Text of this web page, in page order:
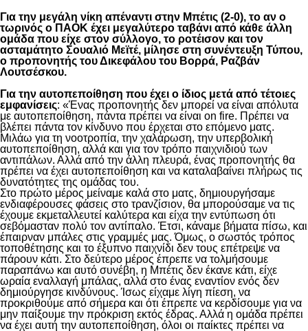
Για την μεγάλη νίκη απέναντι στην Μπέτις (2-0), το αν ο
τωρινός ο ΠΑΟΚ έχει μεγαλύτερο ταβάνι από κάθε άλλη
ομάδα που είχε στον σύλλογο, το ροτέισον και τον
ασταμάτητο Σουαλιό Μεϊτέ, μίλησε στη συνέντευξη Τύπου,
ο προπονητής του Δικεφάλου του Βορρά, Ραζβάν
Λουτσέσκου.
Για την αυτοπεποίθηση που έχει ο ίδιος μετά από τέτοιες
εμφανίσεις: «Ένας προπονητής δεν μπορεί να είναι απόλυτα
με αυτοπεποίθηση, πάντα πρέπει να είναι on fire. Πρέπει να
βλέπει πάντα τον κίνδυνο που έρχεται στο επόμενο ματς.
Μιλάω για τη νοοτροπία, την χαλάρωση, την υπερβολική
αυτοπεποίθηση, αλλά και για τον τρόπο παιχνιδιού των
αντιπάλων. Αλλά από την άλλη πλευρά, ένας προπονητής θα
πρέπει να έχει αυτοπεποίθηση και να καταλαβαίνει πλήρως τις
δυνατότητες της ομάδας του.
Στο πρώτο μέρος μείναμε καλά στο ματς, δημιουργήσαμε
ενδιαφέρουσες φάσεις στο τρανζίσιον, θα μπορούσαμε να τις
έχουμε εκμεταλλευτεί καλύτερα και είχα την εντύπωση ότι
σεβόμασταν πολύ τον αντίπαλο. Έτσι, κάναμε βήματα πίσω, και
έπαιρναν μπάλες στις γραμμές μας. Όμως, ο σωστός τρόπος
τοποθέτησης και το έξυπνο παιχνίδι δεν τους επέτρεψε να
πάρουν κάτι. Στο δεύτερο μέρος έπρεπε να τολμήσουμε
παραπάνω και αυτό συνέβη, η Μπέτις δεν έκανε κάτι, είχε
ωραία εναλλαγή μπάλας, αλλά στο ένας εναντίον ενός δεν
δημιούργησε κινδύνους. Ίσως είχαμε λίγη πίεση, να
προκριθούμε από σήμερα και ότι έπρεπε να κερδίσουμε για να
μην παίξουμε την πρόκριση εκτός έδρας. Αλλά η ομάδα πρέπει
να έχει αυτή την αυτοπεποίθηση, όλοι οι παίκτες πρέπει να